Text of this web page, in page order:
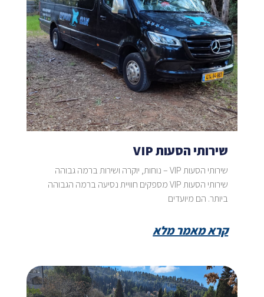
שירותי הסעות VIP
שירותי הסעות VIP – נוחות, יוקרה ושירות ברמה גבוהה
שירותי הסעות VIP מספקים חוויית נסיעה ברמה הגבוהה
ביותר. הם מיועדים
קרא מאמר מלא